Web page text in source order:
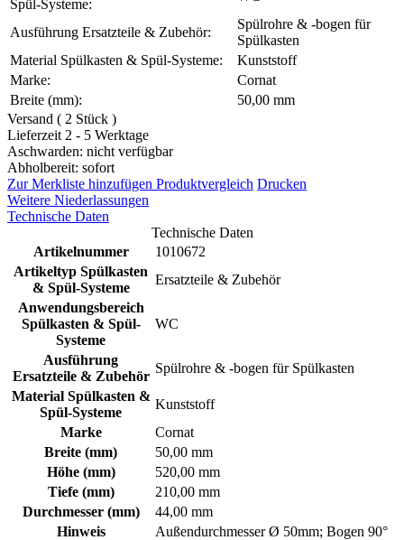
Spül-Systeme:
Ausführung Ersatzteile & Zubehör:
Spülrohre & -bogen für
Spülkasten
Material Spülkasten & Spül-Systeme:
Kunststoff
Marke:
Cornat
Breite (mm):
50,00 mm
Versand ( 2 Stück )
Lieferzeit 2 - 5 Werktage
Aschwarden: nicht verfügbar
Abholbereit: sofort
Zur Merkliste hinzufügen Produktvergleich Drucken
Weitere Niederlassungen
Technische Daten
Technische Daten
Artikelnummer
1010672
Artikeltyp Spülkasten
& Spül-Systeme
Ersatzteile & Zubehör
Anwendungsbereich
Spülkasten & Spül-
Systeme
WC
Ausführung
Ersatzteile & Zubehör
Spülrohre & -bogen für Spülkasten
Material Spülkasten &
Spül-Systeme
Kunststoff
Marke
Cornat
Breite (mm)
50,00 mm
Höhe (mm)
520,00 mm
Tiefe (mm)
210,00 mm
Durchmesser (mm)
44,00 mm
Hinweis
Außendurchmesser Ø 50mm; Bogen 90°